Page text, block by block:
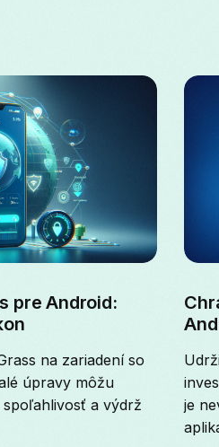
pre Android:
na zariadení so
úpravy môžu
a výdrž
je